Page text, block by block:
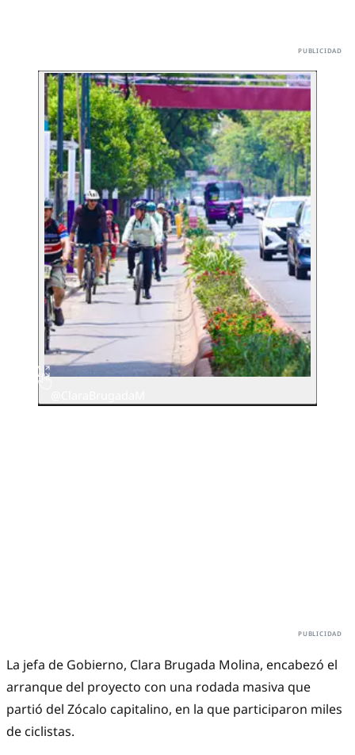
La jefa de Gobierno, Clara Brugada Molina, encabezó el
arranque del proyecto con una rodada masiva que
partió del Zócalo capitalino, en la que participaron miles
de ciclistas.